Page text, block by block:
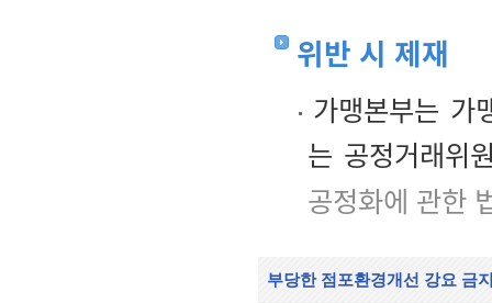
위반 시 제재
가맹본부는 가
는 공정거래위
공정화에 관한
부당한 점포환경개선 강요 금